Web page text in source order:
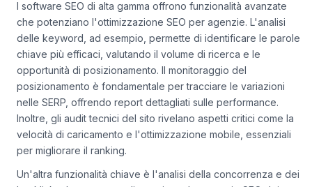
I software SEO di alta gamma offrono funzionalità avanzate
che potenziano l'ottimizzazione SEO per agenzie. L'analisi
delle keyword, ad esempio, permette di identificare le parole
chiave più efficaci, valutando il volume di ricerca e le
opportunità di posizionamento. Il monitoraggio del
posizionamento è fondamentale per tracciare le variazioni
nelle SERP, offrendo report dettagliati sulle performance.
Inoltre, gli audit tecnici del sito rivelano aspetti critici come la
velocità di caricamento e l'ottimizzazione mobile, essenziali
per migliorare il ranking.
Un'altra funzionalità chiave è l'analisi della concorrenza e dei